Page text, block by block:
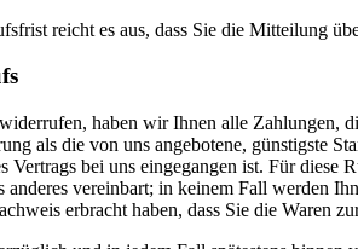
reicht es aus, dass Sie die Mitteilung
haben wir Ihnen alle Zahlungen,
als die von uns angebotene, günstigste
Vertrags bei uns eingegangen ist. Für diese
anderes vereinbart; in keinem Fall werden
erbracht haben, dass Sie die Waren